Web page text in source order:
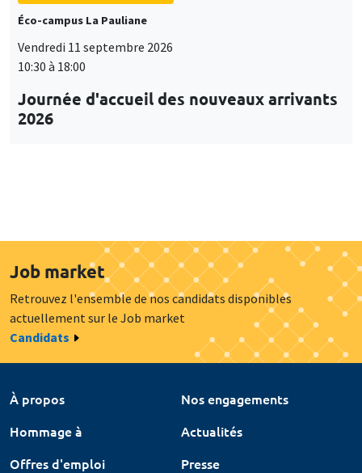
Éco-campus La Pauliane
Vendredi 11 septembre 2026
10:30 à 18:00
Journée d'accueil des nouveaux arrivants
2026
Job market
Retrouvez l'ensemble de nos candidats disponibles
actuellement sur le Job market
Candidats
À propos
Nos engagements
Hommage à
Actualités
Offres d'emploi
Presse